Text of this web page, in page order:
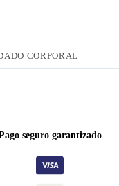
CORPORAL
seguro garantizado